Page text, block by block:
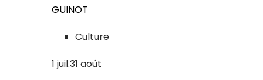
GUINOT
Culture
1 juil.31 août